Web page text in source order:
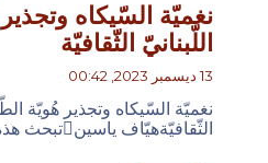
نغميّة السّيكاه
اللّبنانيّ الثّقافيّة
13 ديسمبر 2023, 00:42
نغميّة السّيكاه وتجذير هُويّة
الثّقافيّةهيّاف ياسينتبحث هذه المقالة في بلورة ...